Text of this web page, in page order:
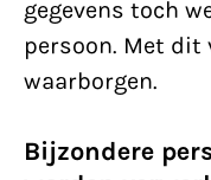
gegevens toch
persoon. Met
waarborgen.
Bijzondere